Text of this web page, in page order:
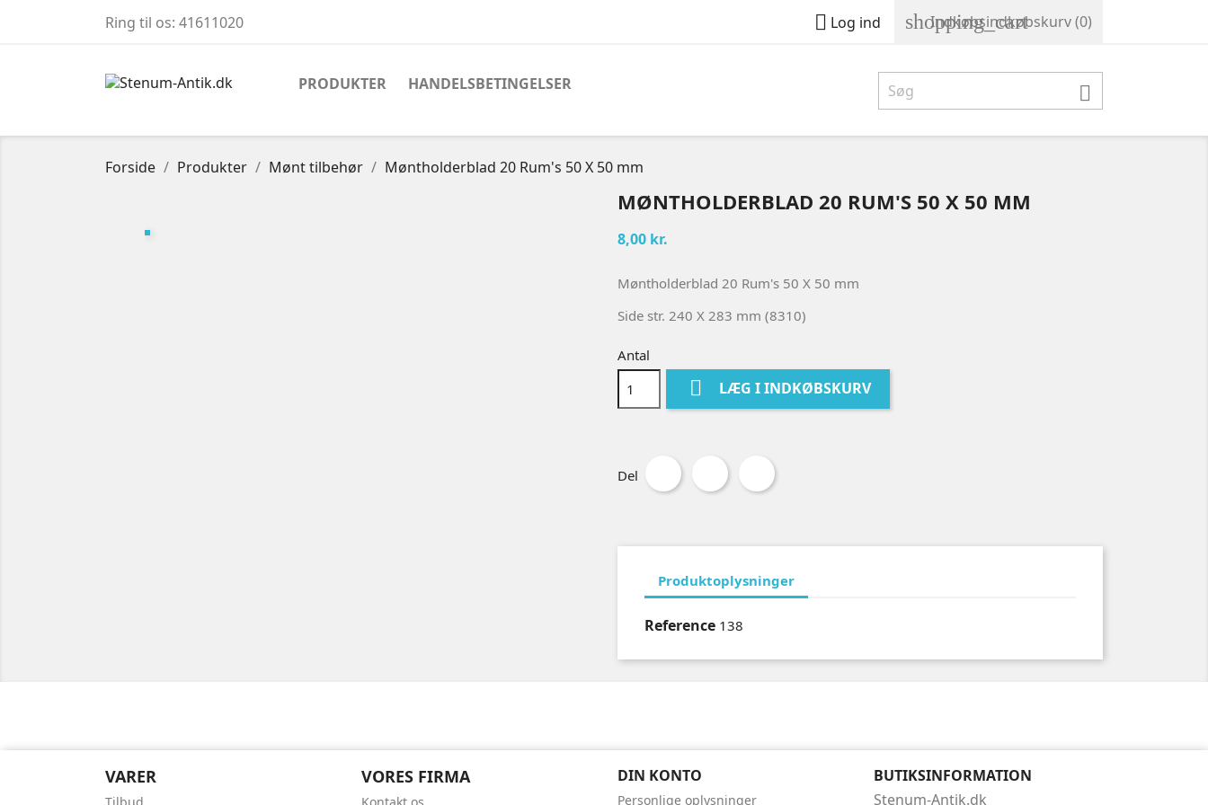
Ring til os: 41611020  Log ind shopping_cart
Indkøbsindkøbskurv(0)
PRODUKTER HANDELSBETINGELSER 
Forside Produkter Mønt tilbehør Møntholderblad 20 Rum's 50 X 50 mm
MØNTHOLDERBLAD 20 RUM'S 50 X 50 MM
8,00 kr.
Møntholderblad 20 Rum's 50 X 50 mm
Side str. 240 X 283 mm (8310)
Antal
 LÆG I INDKØBSKURV
Del
Produktoplysninger
Reference 138
VARER VORES FIRMA DIN KONTO
Personlige oplysninger
BUTIKSINFORMATION
Stenum-Antik.dk